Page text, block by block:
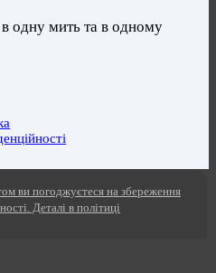
в одну мить та в одному
ви погоджуєтеся на збереження
Деталі в політиці